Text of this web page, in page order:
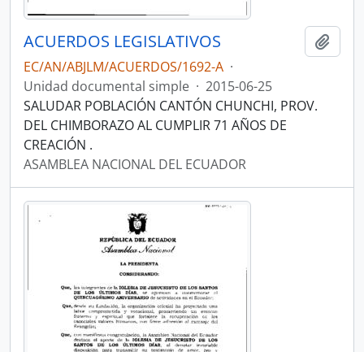
ACUERDOS LEGISLATIVOS
EC/AN/ABJLM/ACUERDOS/1692-A ·
Unidad documental simple · 2015-06-25
SALUDAR POBLACIÓN CANTÓN CHUNCHI, PROV.
DEL CHIMBORAZO AL CUMPLIR 71 AÑOS DE
CREACIÓN .
ASAMBLEA NACIONAL DEL ECUADOR